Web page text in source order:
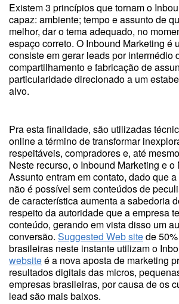
Existem 3 princípios que tornam o
capaz: ambiente; tempo e assunto de
melhor, dar o tema adequado, no
espaço correto. O Inbound Marketing é
consiste em gerar leads por intermédio
compartilhamento e fabricação de
particularidade direcionado a um
alvo.
Pra esta finalidade, são utilizadas
online a término de transformar
respeitáveis, compradores e, até
Neste recurso, o Inbound Marketing e o
Assunto entram em contato, dado que
não é possível sem conteúdos de
de característica aumenta a sabedoria
respeito da autoridade que a empresa
conteúdo, gerando em vista disso um
conversão. Suggested Web sitede
brasileiras neste instante utilizam o
websiteé a nova aposta de marketing
resultados digitais das micros,
empresas brasileiras, por causa de os
lead são mais baixos.